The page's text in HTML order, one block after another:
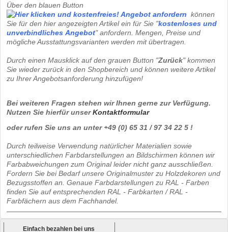
Über den blauen Button
können
Sie für den hier angezeigten Artikel ein für Sie "kostenloses und
unverbindliches Angebot" anfordern. Mengen, Preise und
mögliche Ausstattungsvarianten werden mit übertragen.
Durch einen Mausklick auf den grauen Button "Zurück" kommen
Sie wieder zurück in den Shopbereich und können weitere Artikel
zu Ihrer Angebotsanforderung hinzufügen!
Bei weiteren Fragen stehen wir Ihnen gerne zur Verfügung.
Nutzen Sie hierfür unserKontaktformular
oder rufen Sie uns an unter +49 (0) 65 31 / 97 34 22 5 !
Durch teilweise Verwendung natürlicher Materialien sowie
unterschiedlichen Farbdarstellungen an Bildschirmen können wir
Farbabweichungen zum Original leider nicht ganz ausschließen.
Fordern Sie bei Bedarf unsere Originalmuster zu Holzdekoren und
Bezugsstoffen an. Genaue Farbdarstellungen zu RAL - Farben
finden Sie auf entsprechenden RAL - Farbkarten / RAL -
Farbfächern aus dem Fachhandel.
Einfach bezahlen bei uns